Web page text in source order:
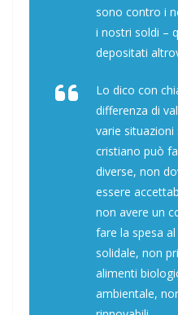
sono contro i
i nostri soldi –
depositati
Lo dico con
differenza di
varie
cristiano può
diverse, non
essere
non avere un
fare la spesa
solidale, non
alimenti
ambientale,